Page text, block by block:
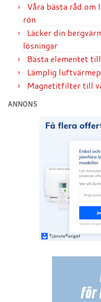
Våra bästa råd
rön
Läcker din
lösningar
Bästa elementet
Lämplig
Magnetitfilter till
ANNONS